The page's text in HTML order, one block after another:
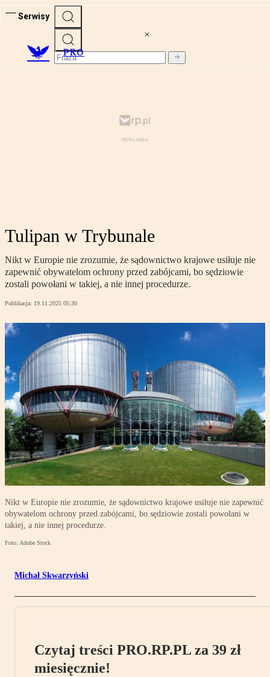
Serwisy
PRO
Tulipan w Trybunale
Nikt w Europie nie zrozumie, że sądownictwo krajowe usiłuje nie
zapewnić obywatelom ochrony przed zabójcami, bo sędziowie
zostali powołani w takiej, a nie innej procedurze.
Publikacja: 19.11.2025 05:30
Nikt w Europie nie zrozumie, że sądownictwo krajowe usiłuje nie zapewnić
obywatelom ochrony przed zabójcami, bo sędziowie zostali powołani w
takiej, a nie innej procedurze.
Foto: Adobe Stock
Michał Skwarzyński
Czytaj treści PRO.RP.PL za 39 zł
miesięcznie!